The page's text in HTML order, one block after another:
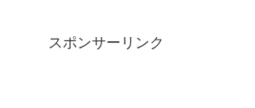
スポンサーリンク